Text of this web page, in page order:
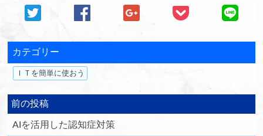
カテゴリー
ＩＴを簡単に使おう
前の投稿
AIを活用した認知症対策